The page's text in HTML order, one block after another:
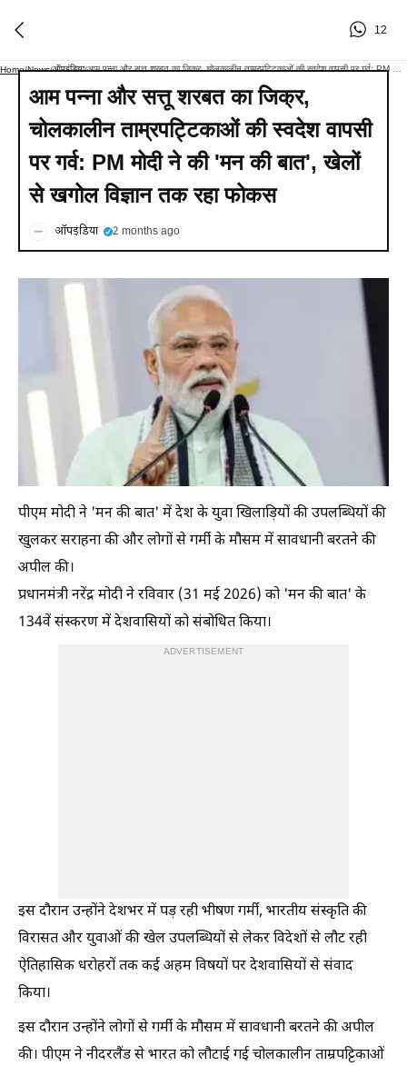
12
Home/News/ऑपइंडिया/
आम पन्ना और सत्तू शरबत का जिक्र,
चोलकालीन ताम्रपट्टिकाओं की स्वदेश वापसी
पर गर्व: PM मोदी ने की 'मन की बात', खेलों
से खगोल विज्ञान तक रहा फोकस
ऑपइंडिया 2 months ago
पीएम मोदी ने 'मन की बात' में देश के युवा खिलाड़ियों की उपलब्धियों की
खुलकर सराहना की और लोगों से गर्मी के मौसम में सावधानी बरतने की
अपील की।
प्रधानमंत्री नरेंद्र मोदी ने रविवार (31 मई 2026) को 'मन की बात' के
134वें संस्करण में देशवासियों को संबोधित किया।
ADVERTISEMENT
इस दौरान उन्होंने देशभर में पड़ रही भीषण गर्मी, भारतीय संस्कृति की
विरासत और युवाओं की खेल उपलब्धियों से लेकर विदेशों से लौट रही
ऐतिहासिक धरोहरों तक कई अहम विषयों पर देशवासियों से संवाद
किया।
इस दौरान उन्होंने लोगों से गर्मी के मौसम में सावधानी बरतने की अपील
की। पीएम ने नीदरलैंड से भारत को लौटाई गई चोलकालीन ताम्रपट्टिकाओं